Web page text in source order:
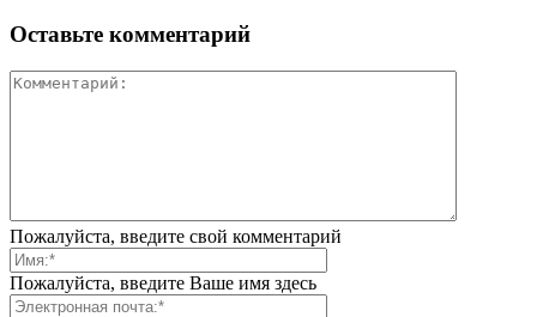
Оставьте комментарий
Пожалуйста, введите свой комментарий
Пожалуйста, введите Ваше имя здесь